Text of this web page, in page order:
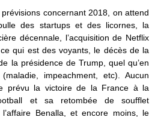
concernant 2018, on attend
des startups et des licornes, la
décennale, l’acquisition de Netflix
qui est des voyants, le décès de la
la présidence de Trump, quel qu’en
impeachment, etc). Aucun
prévu la victoire de la France à la
et sa retombée de soufflet
Benalla, et encore moins, le